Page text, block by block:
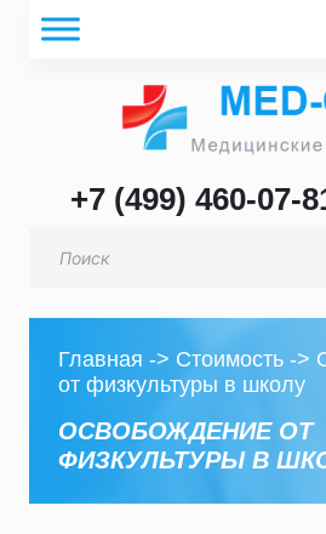
+7 (499) 460-07-
товаров
Главная -> Стоимость ->
от физкультуры в школу
ОСВОБОЖДЕНИЕ ОТ
ФИЗКУЛЬТУРЫ В